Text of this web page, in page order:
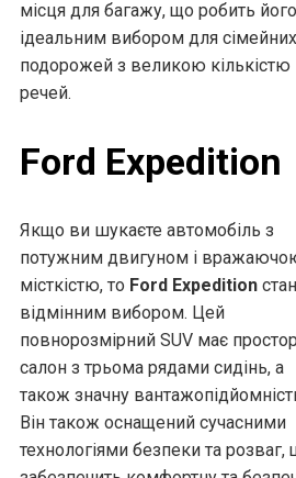
місця для багажу, що робить його
ідеальним вибором для сімейних
подорожей з великою кількістю
речей.
Ford Expedition
Якщо ви шукаєте автомобіль з
потужним двигуном і
місткістю, то Ford Expedition
відмінним вибором. Цей
повнорозмірний SUV має
салон з трьома рядами сидінь, а
також значну
Він також оснащений сучасними
технологіями безпеки та розваг,